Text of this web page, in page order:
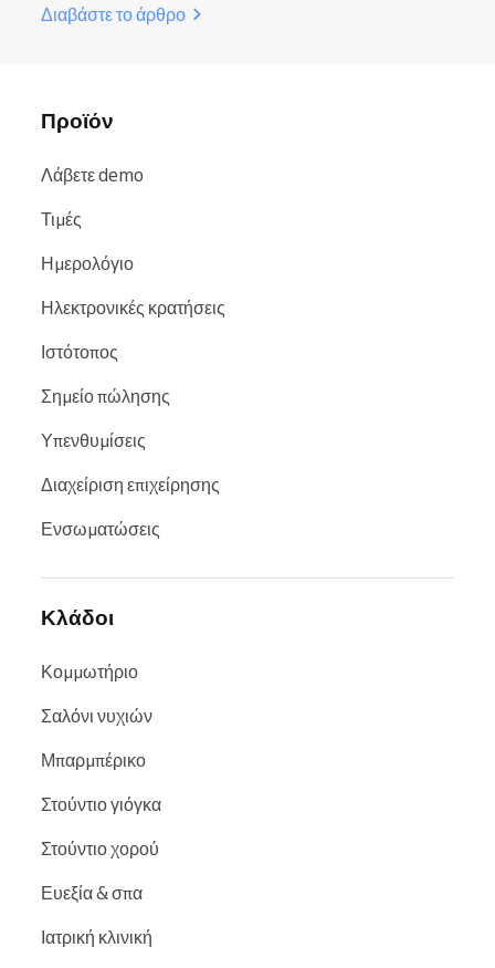
Διαβάστε το άρθρο
Προϊόν
Λάβετε demo
Τιμές
Ημερολόγιο
Ηλεκτρονικές κρατήσεις
Ιστότοπος
Σημείο πώλησης
Υπενθυμίσεις
Διαχείριση επιχείρησης
Ενσωματώσεις
Κλάδοι
Κομμωτήριο
Σαλόνι νυχιών
Μπαρμπέρικο
Στούντιο γιόγκα
Στούντιο χορού
Ευεξία & σπα
Ιατρική κλινική